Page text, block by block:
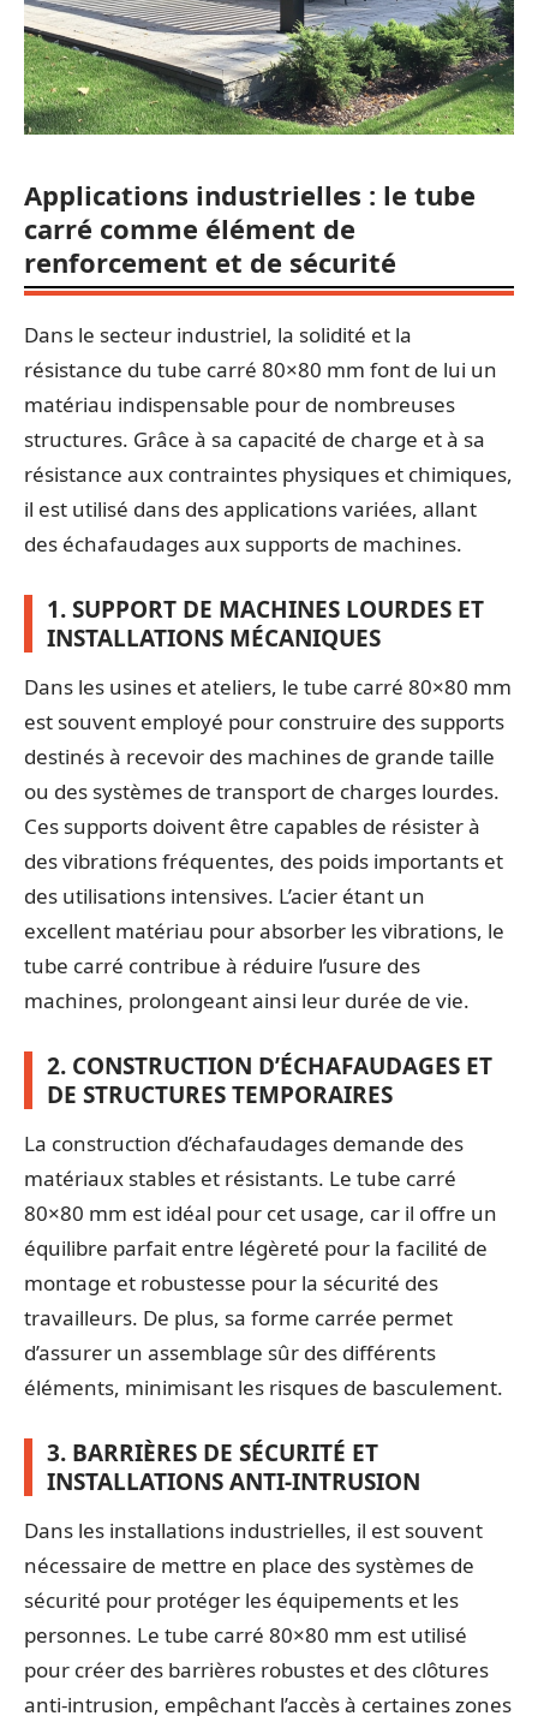
Applications industrielles : le tube
carré comme élément de
renforcement et de sécurité
Dans le secteur industriel, la solidité et la
résistance du tube carré 80×80 mm font de lui un
matériau indispensable pour de nombreuses
structures. Grâce à sa capacité de charge et à sa
résistance aux contraintes physiques et chimiques,
il est utilisé dans des applications variées, allant
des échafaudages aux supports de machines.
1. SUPPORT DE MACHINES LOURDES ET
INSTALLATIONS MÉCANIQUES
Dans les usines et ateliers, le tube carré 80×80 mm
est souvent employé pour construire des supports
destinés à recevoir des machines de grande taille
ou des systèmes de transport de charges lourdes.
Ces supports doivent être capables de résister à
des vibrations fréquentes, des poids importants et
des utilisations intensives. L’acier étant un
excellent matériau pour absorber les vibrations, le
tube carré contribue à réduire l’usure des
machines, prolongeant ainsi leur durée de vie.
2. CONSTRUCTION D’ÉCHAFAUDAGES ET
DE STRUCTURES TEMPORAIRES
La construction d’échafaudages demande des
matériaux stables et résistants. Le tube carré
80×80 mm est idéal pour cet usage, car il offre un
équilibre parfait entre légèreté pour la facilité de
montage et robustesse pour la sécurité des
travailleurs. De plus, sa forme carrée permet
d’assurer un assemblage sûr des différents
éléments, minimisant les risques de basculement.
3. BARRIÈRES DE SÉCURITÉ ET
INSTALLATIONS ANTI-INTRUSION
Dans les installations industrielles, il est souvent
nécessaire de mettre en place des systèmes de
sécurité pour protéger les équipements et les
personnes. Le tube carré 80×80 mm est utilisé
pour créer des barrières robustes et des clôtures
anti-intrusion, empêchant l’accès à certaines zones